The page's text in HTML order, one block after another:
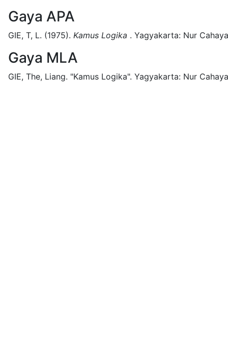
Gaya APA
GIE, T, L. (1975). Kamus Logika . Yagyakarta: Nur
Gaya MLA
GIE, The, Liang. "Kamus Logika". Yagyakarta: Nur